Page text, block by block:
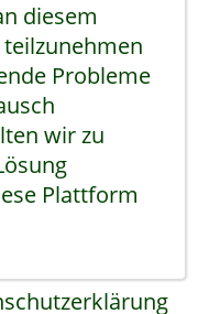
diesem
Probleme
wir zu
Plattform